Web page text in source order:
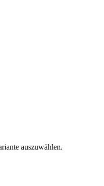
auszuwählen.